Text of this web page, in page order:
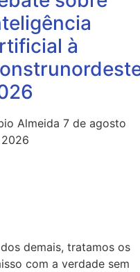
à
Almeida 7 de agosto
demais, tratamos os
com a verdade sem